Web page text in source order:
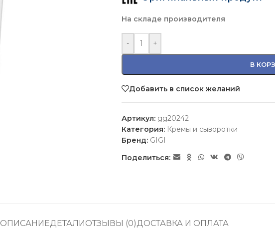
На складе производителя
- +
В
Добавить в список желаний
Артикул: gg20242
Категория: Кремы и сыворотки
Бренд: GIGI
Поделиться:
ОПИСАНИЕДЕТАЛИОТЗЫВЫ (0)ДОСТАВКА И ОПЛАТА